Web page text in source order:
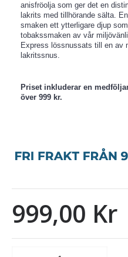
anisfröolja som ger det en
lakrits med tillhörande sälta.
smaken ett ytterligare djup
tobakssmaken av vår
Express lössnussats till en av
lakritssnus.
Priset inkluderar en
över 999 kr.
999,00 Kr